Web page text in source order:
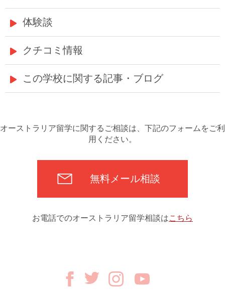
体験談
クチコミ情報
この学校に関する記事・ブログ
オーストラリア留学に関するご相談は、下記のフォームをご利
用ください。
無料メール相談
お電話でのオーストラリア留学相談はこちら